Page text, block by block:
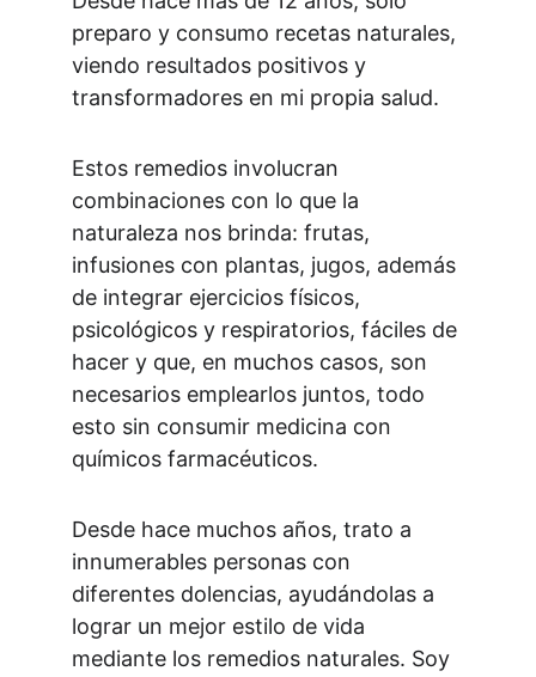
preparo y consumo recetas naturales,
viendo resultados positivos y
transformadores en mi propia salud.
Estos remedios involucran
combinaciones con lo que la
naturaleza nos brinda: frutas,
infusiones con plantas, jugos, además
de integrar ejercicios físicos,
psicológicos y respiratorios, fáciles de
hacer y que, en muchos casos, son
necesarios emplearlos juntos, todo
esto sin consumir medicina con
químicos farmacéuticos.
Desde hace muchos años, trato a
innumerables personas con
diferentes dolencias, ayudándolas a
lograr un mejor estilo de vida
mediante los remedios naturales. Soy